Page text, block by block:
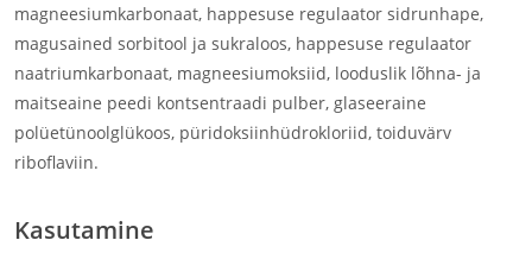
magneesiumkarbonaat, happesuse regulaator sidrunhape,
magusained sorbitool ja sukraloos, happesuse regulaator
naatriumkarbonaat, magneesiumoksiid, looduslik lõhna- ja
maitseaine peedi kontsentraadi pulber, glaseeraine
polüetünoolglükoos, püridoksiinhüdrokloriid, toiduvärv
riboflaviin.
Kasutamine